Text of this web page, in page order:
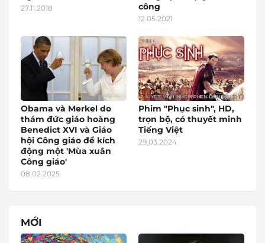
27.11.2018
công
12.05.2021
Obama và Merkel do
thám đức giáo hoàng
Benedict XVI và Giáo
hội Công giáo để kích
động một 'Mùa xuân
Công giáo'
08.02.2025
Phim "Phục sinh", HD,
trọn bộ, có thuyết minh
Tiếng Việt
29.03.2024
MỚI